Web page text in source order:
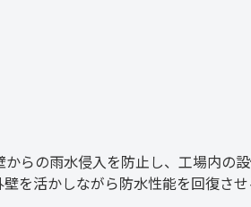
らの雨水侵入を防止し、工場内の
を活かしながら防水性能を回復させ